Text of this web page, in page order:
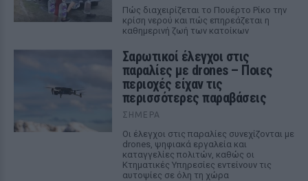
Πώς διαχειρίζεται το Πουέρτο Ρίκο την
κρίση νερού και πώς επηρεάζεται η
καθημερινή ζωή των κατοίκων
Σαρωτικοί έλεγχοι στις
παραλίες με drones – Ποιες
περιοχές είχαν τις
περισσότερες παραβάσεις
ΣΉΜΕΡΑ
Οι έλεγχοι στις παραλίες συνεχίζονται με
drones, ψηφιακά εργαλεία και
καταγγελίες πολιτών, καθώς οι
Κτηματικές Υπηρεσίες εντείνουν τις
αυτοψίες σε όλη τη χώρα